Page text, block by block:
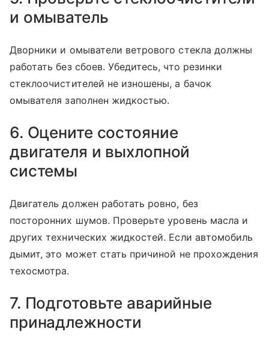
и омыватель
Дворники и омыватели ветрового стекла должны
работать без сбоев. Убедитесь, что резинки
стеклоочистителей не изношены, а бачок
омывателя заполнен жидкостью.
6. Оцените состояние
двигателя и выхлопной
системы
Двигатель должен работать ровно, без
посторонних шумов. Проверьте уровень масла и
других технических жидкостей. Если автомобиль
дымит, это может стать причиной не прохождения
техосмотра.
7. Подготовьте аварийные
принадлежности